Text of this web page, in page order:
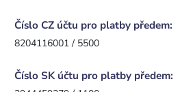
Číslo CZ účtu pro platby předem:
8204116001 / 5500
Číslo SK účtu pro platby předem: